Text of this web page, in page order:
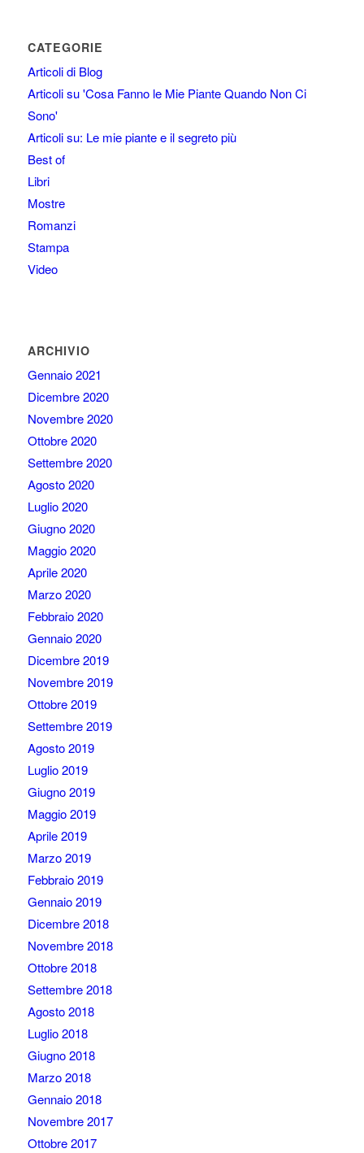
CATEGORIE
Articoli di Blog
Articoli su 'Cosa Fanno le Mie Piante Quando Non Ci
Sono'
Articoli su: Le mie piante e il segreto più
Best of
Libri
Mostre
Romanzi
Stampa
Video
ARCHIVIO
Gennaio 2021
Dicembre 2020
Novembre 2020
Ottobre 2020
Settembre 2020
Agosto 2020
Luglio 2020
Giugno 2020
Maggio 2020
Aprile 2020
Marzo 2020
Febbraio 2020
Gennaio 2020
Dicembre 2019
Novembre 2019
Ottobre 2019
Settembre 2019
Agosto 2019
Luglio 2019
Giugno 2019
Maggio 2019
Aprile 2019
Marzo 2019
Febbraio 2019
Gennaio 2019
Dicembre 2018
Novembre 2018
Ottobre 2018
Settembre 2018
Agosto 2018
Luglio 2018
Giugno 2018
Marzo 2018
Gennaio 2018
Novembre 2017
Ottobre 2017